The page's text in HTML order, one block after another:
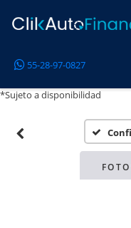
55-28-97-0827
*Sujeto a disponibilidad
Por